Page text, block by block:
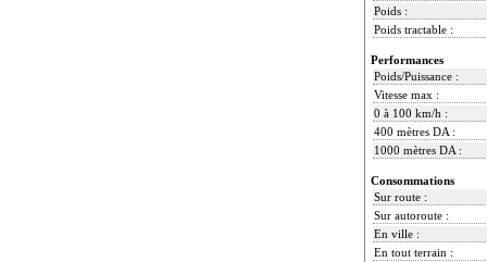
Poids :
Poids tractable :
Performances
Poids/Puissance :
Vitesse max :
0 à 100 km/h :
400 mètres DA :
1000 mètres DA :
Consommations
Sur route :
Sur autoroute :
En ville :
En tout terrain :